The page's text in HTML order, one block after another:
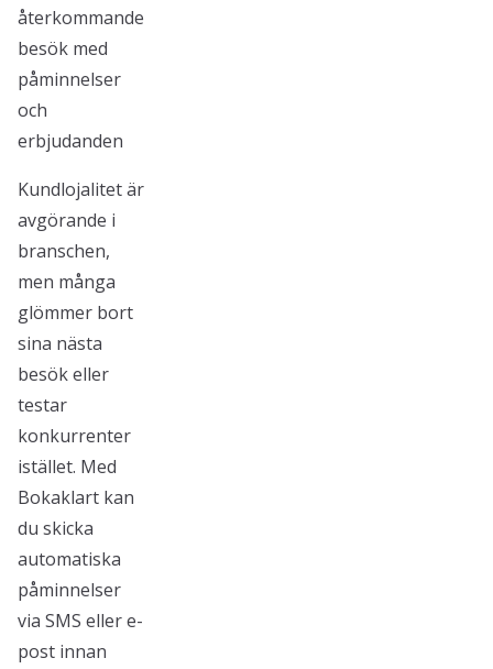
återkommande
besök med
påminnelser
och
erbjudanden
Kundlojalitet är
avgörande i
branschen,
men många
glömmer bort
sina nästa
besök eller
testar
konkurrenter
istället. Med
Bokaklart kan
du skicka
automatiska
påminnelser
via SMS eller e-
post innan